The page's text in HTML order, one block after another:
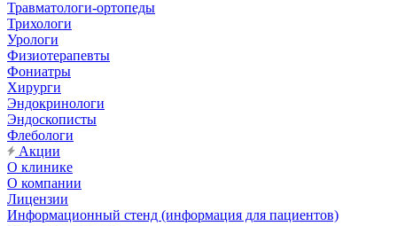
Травматологи-ортопеды
Трихологи
Урологи
Физиотерапевты
Фониатры
Хирурги
Эндокринологи
Эндоскописты
Флебологи
Акции
О клинике
О компании
Лицензии
Информационный стенд (информация для пациентов)